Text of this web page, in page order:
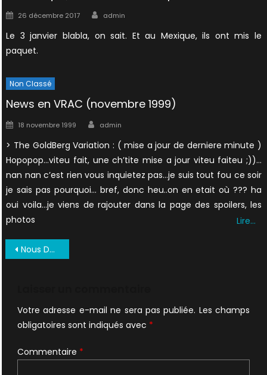
Posted
26 décembre 2017 Author
admin
Le 3 janvier blabla, on sait. Et au Mexique, ils ont mis le
paquet.
Non Classé
News en VRAC (novembre 1999)
Posted
18 novembre 1999 Author
admin
> The GoldBerg Variation : ( mise a jour de derniere minute )
Hopopop…viteu fait, une ch’tite mise a jour viteu faiteu ;))…
nan nan c’est rien vous inquietez pas…je suis tout fou ce soir
je sais pas pourquoi… bref, donc heu..on en etait où ??? ha
oui voila…je viens de rajouter dans la page des spoilers, les
photos
Lire…
Navigation
Nous Deux Mai 1996 02
Votre adresse e-mail ne sera pas publiée. Les champs
obligatoires sont indiqués avec *
Commentaire *